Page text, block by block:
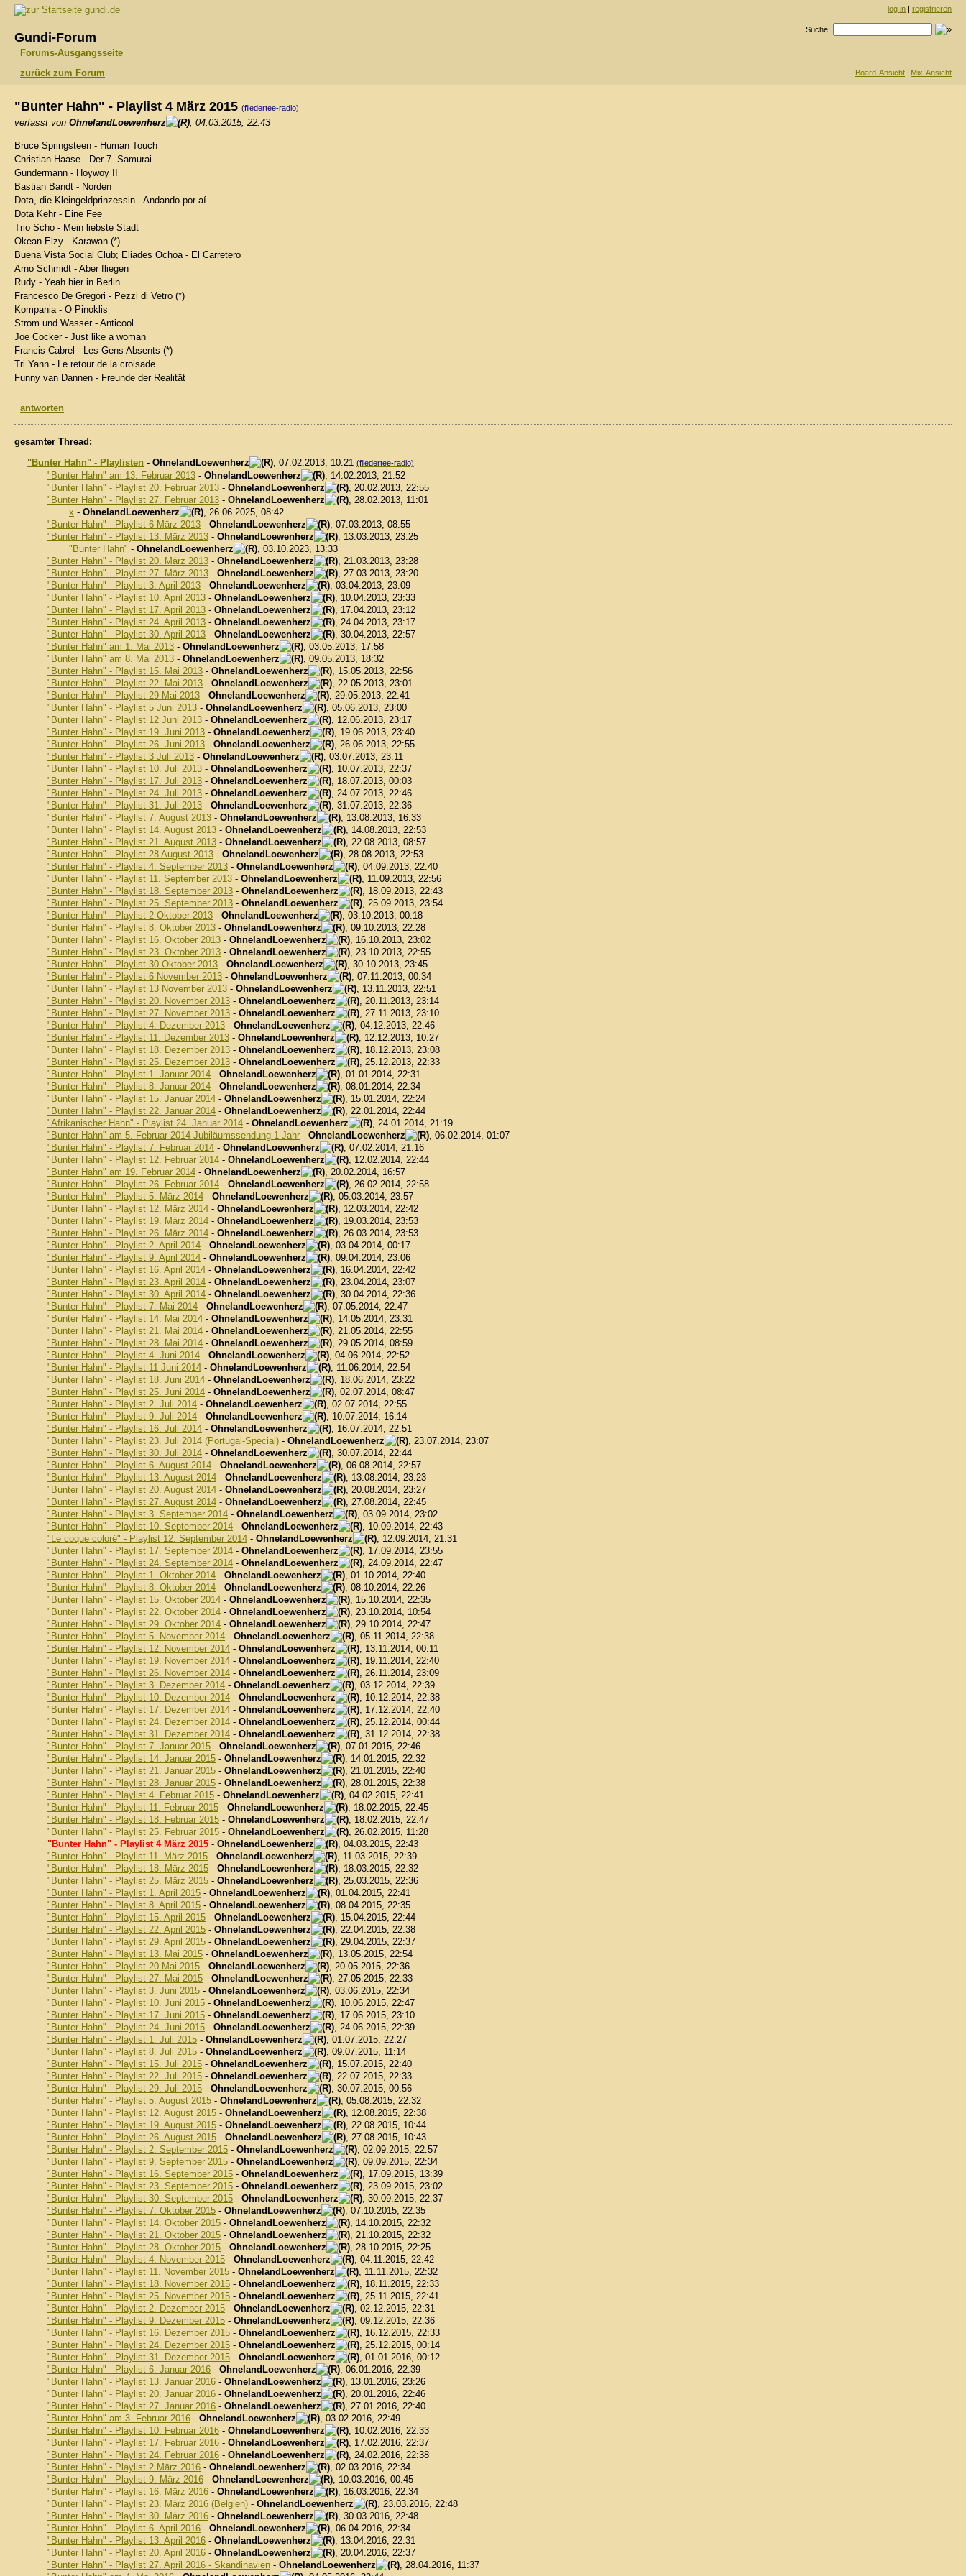
gundi.de
Gundi-Forum
Forums-Ausgangsseite
log in | registrieren
Suche:
zurück zum Forum Board-Ansicht Mix-Ansicht
"Bunter Hahn" - Playlist 4 März 2015 (fliedertee-radio)
verfasst von OhnelandLoewenherz , 04.03.2015, 22:43
Bruce Springsteen - Human Touch
Christian Haase - Der 7. Samurai
Gundermann - Hoywoy II
Bastian Bandt - Norden
Dota, die Kleingeldprinzessin - Andando por aí
Dota Kehr - Eine Fee
Trio Scho - Mein liebste Stadt
Okean Elzy - Karawan (*)
Buena Vista Social Club; Eliades Ochoa - El Carretero
Arno Schmidt - Aber fliegen
Rudy - Yeah hier in Berlin
Francesco De Gregori - Pezzi di Vetro (*)
Kompania - O Pinoklis
Strom und Wasser - Anticool
Joe Cocker - Just like a woman
Francis Cabrel - Les Gens Absents (*)
Tri Yann - Le retour de la croisade
Funny van Dannen - Freunde der Realität
antworten
gesamter Thread:
"Bunter Hahn" - Playlisten - OhnelandLoewenherz , 07.02.2013, 10:21 (fliedertee-radio)
"Bunter Hahn" am 13. Februar 2013 - OhnelandLoewenherz
, 14.02.2013, 21:52
"Bunter Hahn" - Playlist 20. Februar 2013 - OhnelandLoewenherz
, 20.02.2013, 22:55
"Bunter Hahn" - Playlist 27. Februar 2013 - OhnelandLoewenherz
, 28.02.2013, 11:01
x - OhnelandLoewenherz
, 26.06.2025, 08:42
"Bunter Hahn" - Playlist 6 März 2013 - OhnelandLoewenherz
, 07.03.2013, 08:55
"Bunter Hahn" - Playlist 13. März 2013 - OhnelandLoewenherz
, 13.03.2013, 23:25
"Bunter Hahn" - OhnelandLoewenherz
, 03.10.2023, 13:33
"Bunter Hahn" - Playlist 20. März 2013 - OhnelandLoewenherz
, 21.03.2013, 23:28
"Bunter Hahn" - Playlist 27. März 2013 - OhnelandLoewenherz
, 27.03.2013, 23:20
"Bunter Hahn" - Playlist 3. April 2013 - OhnelandLoewenherz
, 03.04.2013, 23:09
"Bunter Hahn" - Playlist 10. April 2013 - OhnelandLoewenherz
, 10.04.2013, 23:33
"Bunter Hahn" - Playlist 17. April 2013 - OhnelandLoewenherz
, 17.04.2013, 23:12
"Bunter Hahn" - Playlist 24. April 2013 - OhnelandLoewenherz
, 24.04.2013, 23:17
"Bunter Hahn" - Playlist 30. April 2013 - OhnelandLoewenherz
, 30.04.2013, 22:57
"Bunter Hahn" am 1. Mai 2013 - OhnelandLoewenherz
, 03.05.2013, 17:58
"Bunter Hahn" am 8. Mai 2013 - OhnelandLoewenherz
, 09.05.2013, 18:32
"Bunter Hahn" - Playlist 15. Mai 2013 - OhnelandLoewenherz
, 15.05.2013, 22:56
"Bunter Hahn" - Playlist 22. Mai 2013 - OhnelandLoewenherz
, 22.05.2013, 23:01
"Bunter Hahn" - Playlist 29 Mai 2013 - OhnelandLoewenherz
, 29.05.2013, 22:41
"Bunter Hahn" - Playlist 5 Juni 2013 - OhnelandLoewenherz
, 05.06.2013, 23:00
"Bunter Hahn" - Playlist 12 Juni 2013 - OhnelandLoewenherz
, 12.06.2013, 23:17
"Bunter Hahn" - Playlist 19. Juni 2013 - OhnelandLoewenherz
, 19.06.2013, 23:40
"Bunter Hahn" - Playlist 26. Juni 2013 - OhnelandLoewenherz
, 26.06.2013, 22:55
"Bunter Hahn" - Playlist 3 Juli 2013 - OhnelandLoewenherz
, 03.07.2013, 23:11
"Bunter Hahn" - Playlist 10. Juli 2013 - OhnelandLoewenherz
, 10.07.2013, 22:37
"Bunter Hahn" - Playlist 17. Juli 2013 - OhnelandLoewenherz
, 18.07.2013, 00:03
"Bunter Hahn" - Playlist 24. Juli 2013 - OhnelandLoewenherz
, 24.07.2013, 22:46
"Bunter Hahn" - Playlist 31. Juli 2013 - OhnelandLoewenherz
, 31.07.2013, 22:36
"Bunter Hahn" - Playlist 7. August 2013 - OhnelandLoewenherz
, 13.08.2013, 16:33
"Bunter Hahn" - Playlist 14. August 2013 - OhnelandLoewenherz
, 14.08.2013, 22:53
"Bunter Hahn" - Playlist 21. August 2013 - OhnelandLoewenherz
, 22.08.2013, 08:57
"Bunter Hahn" - Playlist 28 August 2013 - OhnelandLoewenherz
, 28.08.2013, 22:53
"Bunter Hahn" - Playlist 4. September 2013 - OhnelandLoewenherz
, 04.09.2013, 22:40
"Bunter Hahn" - Playlist 11. September 2013 - OhnelandLoewenherz
, 11.09.2013, 22:56
"Bunter Hahn" - Playlist 18. September 2013 - OhnelandLoewenherz
, 18.09.2013, 22:43
"Bunter Hahn" - Playlist 25. September 2013 - OhnelandLoewenherz
, 25.09.2013, 23:54
"Bunter Hahn" - Playlist 2 Oktober 2013 - OhnelandLoewenherz
, 03.10.2013, 00:18
"Bunter Hahn" - Playlist 8. Oktober 2013 - OhnelandLoewenherz
, 09.10.2013, 22:28
"Bunter Hahn" - Playlist 16. Oktober 2013 - OhnelandLoewenherz
, 16.10.2013, 23:02
"Bunter Hahn" - Playlist 23. Oktober 2013 - OhnelandLoewenherz
, 23.10.2013, 22:55
"Bunter Hahn" - Playlist 30 Oktober 2013 - OhnelandLoewenherz
, 30.10.2013, 23:45
"Bunter Hahn" - Playlist 6 November 2013 - OhnelandLoewenherz
, 07.11.2013, 00:34
"Bunter Hahn" - Playlist 13 November 2013 - OhnelandLoewenherz
, 13.11.2013, 22:51
"Bunter Hahn" - Playlist 20. November 2013 - OhnelandLoewenherz
, 20.11.2013, 23:14
"Bunter Hahn" - Playlist 27. November 2013 - OhnelandLoewenherz
, 27.11.2013, 23:10
"Bunter Hahn" - Playlist 4. Dezember 2013 - OhnelandLoewenherz
, 04.12.2013, 22:46
"Bunter Hahn" - Playlist 11. Dezember 2013 - OhnelandLoewenherz
, 12.12.2013, 10:27
"Bunter Hahn" - Playlist 18. Dezember 2013 - OhnelandLoewenherz
, 18.12.2013, 23:08
"Bunter Hahn" - Playlist 25. Dezember 2013 - OhnelandLoewenherz
, 25.12.2013, 22:33
"Bunter Hahn" - Playlist 1. Januar 2014 - OhnelandLoewenherz
, 01.01.2014, 22:31
"Bunter Hahn" - Playlist 8. Januar 2014 - OhnelandLoewenherz
, 08.01.2014, 22:34
"Bunter Hahn" - Playlist 15. Januar 2014 - OhnelandLoewenherz
, 15.01.2014, 22:24
"Bunter Hahn" - Playlist 22. Januar 2014 - OhnelandLoewenherz
, 22.01.2014, 22:44
"Afrikanischer Hahn" - Playlist 24. Januar 2014 - OhnelandLoewenherz
, 24.01.2014, 21:19
"Bunter Hahn" am 5. Februar 2014 Jubiläumssendung 1 Jahr - OhnelandLoewenherz
, 06.02.2014, 01:07
"Bunter Hahn" - Playlist 7. Februar 2014 - OhnelandLoewenherz
, 07.02.2014, 21:16
"Bunter Hahn" - Playlist 12. Februar 2014 - OhnelandLoewenherz
, 12.02.2014, 22:44
"Bunter Hahn" am 19. Februar 2014 - OhnelandLoewenherz
, 20.02.2014, 16:57
"Bunter Hahn" - Playlist 26. Februar 2014 - OhnelandLoewenherz
, 26.02.2014, 22:58
"Bunter Hahn" - Playlist 5. März 2014 - OhnelandLoewenherz
, 05.03.2014, 23:57
"Bunter Hahn" - Playlist 12. März 2014 - OhnelandLoewenherz
, 12.03.2014, 22:42
"Bunter Hahn" - Playlist 19. März 2014 - OhnelandLoewenherz
, 19.03.2014, 23:53
"Bunter Hahn" - Playlist 26. März 2014 - OhnelandLoewenherz
, 26.03.2014, 23:53
"Bunter Hahn" - Playlist 2. April 2014 - OhnelandLoewenherz
, 03.04.2014, 00:17
"Bunter Hahn" - Playlist 9. April 2014 - OhnelandLoewenherz
, 09.04.2014, 23:06
"Bunter Hahn" - Playlist 16. April 2014 - OhnelandLoewenherz
, 16.04.2014, 22:42
"Bunter Hahn" - Playlist 23. April 2014 - OhnelandLoewenherz
, 23.04.2014, 23:07
"Bunter Hahn" - Playlist 30. April 2014 - OhnelandLoewenherz
, 30.04.2014, 22:36
"Bunter Hahn" - Playlist 7. Mai 2014 - OhnelandLoewenherz
, 07.05.2014, 22:47
"Bunter Hahn" - Playlist 14. Mai 2014 - OhnelandLoewenherz
, 14.05.2014, 23:31
"Bunter Hahn" - Playlist 21. Mai 2014 - OhnelandLoewenherz
, 21.05.2014, 22:55
"Bunter Hahn" - Playlist 28. Mai 2014 - OhnelandLoewenherz
, 29.05.2014, 08:59
"Bunter Hahn" - Playlist 4. Juni 2014 - OhnelandLoewenherz
, 04.06.2014, 22:52
"Bunter Hahn" - Playlist 11 Juni 2014 - OhnelandLoewenherz
, 11.06.2014, 22:54
"Bunter Hahn" - Playlist 18. Juni 2014 - OhnelandLoewenherz
, 18.06.2014, 23:22
"Bunter Hahn" - Playlist 25. Juni 2014 - OhnelandLoewenherz
, 02.07.2014, 08:47
"Bunter Hahn" - Playlist 2. Juli 2014 - OhnelandLoewenherz
, 02.07.2014, 22:55
"Bunter Hahn" - Playlist 9. Juli 2014 - OhnelandLoewenherz
, 10.07.2014, 16:14
"Bunter Hahn" - Playlist 16. Juli 2014 - OhnelandLoewenherz
, 16.07.2014, 22:51
"Bunter Hahn" - Playlist 23. Juli 2014 (Portugal-Special) - OhnelandLoewenherz
, 23.07.2014, 23:07
"Bunter Hahn" - Playlist 30. Juli 2014 - OhnelandLoewenherz
, 30.07.2014, 22:44
"Bunter Hahn" - Playlist 6. August 2014 - OhnelandLoewenherz
, 06.08.2014, 22:57
"Bunter Hahn" - Playlist 13. August 2014 - OhnelandLoewenherz
, 13.08.2014, 23:23
"Bunter Hahn" - Playlist 20. August 2014 - OhnelandLoewenherz
, 20.08.2014, 23:27
"Bunter Hahn" - Playlist 27. August 2014 - OhnelandLoewenherz
, 27.08.2014, 22:45
"Bunter Hahn" - Playlist 3. September 2014 - OhnelandLoewenherz
, 03.09.2014, 23:02
"Bunter Hahn" - Playlist 10. September 2014 - OhnelandLoewenherz
, 10.09.2014, 22:43
"Le coque coloré" - Playlist 12. September 2014 - OhnelandLoewenherz
, 12.09.2014, 21:31
"Bunter Hahn" - Playlist 17. September 2014 - OhnelandLoewenherz
, 17.09.2014, 23:55
"Bunter Hahn" - Playlist 24. September 2014 - OhnelandLoewenherz
, 24.09.2014, 22:47
"Bunter Hahn" - Playlist 1. Oktober 2014 - OhnelandLoewenherz
, 01.10.2014, 22:40
"Bunter Hahn" - Playlist 8. Oktober 2014 - OhnelandLoewenherz
, 08.10.2014, 22:26
"Bunter Hahn" - Playlist 15. Oktober 2014 - OhnelandLoewenherz
, 15.10.2014, 22:35
"Bunter Hahn" - Playlist 22. Oktober 2014 - OhnelandLoewenherz
, 23.10.2014, 10:54
"Bunter Hahn" - Playlist 29. Oktober 2014 - OhnelandLoewenherz
, 29.10.2014, 22:47
"Bunter Hahn" - Playlist 5. November 2014 - OhnelandLoewenherz
, 05.11.2014, 22:38
"Bunter Hahn" - Playlist 12. November 2014 - OhnelandLoewenherz
, 13.11.2014, 00:11
"Bunter Hahn" - Playlist 19. November 2014 - OhnelandLoewenherz
, 19.11.2014, 22:40
"Bunter Hahn" - Playlist 26. November 2014 - OhnelandLoewenherz
, 26.11.2014, 23:09
"Bunter Hahn" - Playlist 3. Dezember 2014 - OhnelandLoewenherz
, 03.12.2014, 22:39
"Bunter Hahn" - Playlist 10. Dezember 2014 - OhnelandLoewenherz
, 10.12.2014, 22:38
"Bunter Hahn" - Playlist 17. Dezember 2014 - OhnelandLoewenherz
, 17.12.2014, 22:40
"Bunter Hahn" - Playlist 24. Dezember 2014 - OhnelandLoewenherz
, 25.12.2014, 00:44
"Bunter Hahn" - Playlist 31. Dezember 2014 - OhnelandLoewenherz
, 31.12.2014, 22:38
"Bunter Hahn" - Playlist 7. Januar 2015 - OhnelandLoewenherz
, 07.01.2015, 22:46
"Bunter Hahn" - Playlist 14. Januar 2015 - OhnelandLoewenherz
, 14.01.2015, 22:32
"Bunter Hahn" - Playlist 21. Januar 2015 - OhnelandLoewenherz
, 21.01.2015, 22:40
"Bunter Hahn" - Playlist 28. Januar 2015 - OhnelandLoewenherz
, 28.01.2015, 22:38
"Bunter Hahn" - Playlist 4. Februar 2015 - OhnelandLoewenherz
, 04.02.2015, 22:41
"Bunter Hahn" - Playlist 11. Februar 2015 - OhnelandLoewenherz
, 18.02.2015, 22:45
"Bunter Hahn" - Playlist 18. Februar 2015 - OhnelandLoewenherz
, 18.02.2015, 22:47
"Bunter Hahn" - Playlist 25. Februar 2015 - OhnelandLoewenherz
, 26.02.2015, 11:28
"Bunter Hahn" - Playlist 4 März 2015 - OhnelandLoewenherz
, 04.03.2015, 22:43
"Bunter Hahn" - Playlist 11. März 2015 - OhnelandLoewenherz
, 11.03.2015, 22:39
"Bunter Hahn" - Playlist 18. März 2015 - OhnelandLoewenherz
, 18.03.2015, 22:32
"Bunter Hahn" - Playlist 25. März 2015 - OhnelandLoewenherz
, 25.03.2015, 22:36
"Bunter Hahn" - Playlist 1. April 2015 - OhnelandLoewenherz
, 01.04.2015, 22:41
"Bunter Hahn" - Playlist 8. April 2015 - OhnelandLoewenherz
, 08.04.2015, 22:35
"Bunter Hahn" - Playlist 15. April 2015 - OhnelandLoewenherz
, 15.04.2015, 22:44
"Bunter Hahn" - Playlist 22. April 2015 - OhnelandLoewenherz
, 22.04.2015, 22:38
"Bunter Hahn" - Playlist 29. April 2015 - OhnelandLoewenherz
, 29.04.2015, 22:37
"Bunter Hahn" - Playlist 13. Mai 2015 - OhnelandLoewenherz
, 13.05.2015, 22:54
"Bunter Hahn" - Playlist 20 Mai 2015 - OhnelandLoewenherz
, 20.05.2015, 22:36
"Bunter Hahn" - Playlist 27. Mai 2015 - OhnelandLoewenherz
, 27.05.2015, 22:33
"Bunter Hahn" - Playlist 3. Juni 2015 - OhnelandLoewenherz
, 03.06.2015, 22:34
"Bunter Hahn" - Playlist 10. Juni 2015 - OhnelandLoewenherz
, 10.06.2015, 22:47
"Bunter Hahn" - Playlist 17. Juni 2015 - OhnelandLoewenherz
, 17.06.2015, 23:10
"Bunter Hahn" - Playlist 24. Juni 2015 - OhnelandLoewenherz
, 24.06.2015, 22:39
"Bunter Hahn" - Playlist 1. Juli 2015 - OhnelandLoewenherz
, 01.07.2015, 22:27
"Bunter Hahn" - Playlist 8. Juli 2015 - OhnelandLoewenherz
, 09.07.2015, 11:14
"Bunter Hahn" - Playlist 15. Juli 2015 - OhnelandLoewenherz
, 15.07.2015, 22:40
"Bunter Hahn" - Playlist 22. Juli 2015 - OhnelandLoewenherz
, 22.07.2015, 22:33
"Bunter Hahn" - Playlist 29. Juli 2015 - OhnelandLoewenherz
, 30.07.2015, 00:56
"Bunter Hahn" - Playlist 5. August 2015 - OhnelandLoewenherz
, 05.08.2015, 22:32
"Bunter Hahn" - Playlist 12. August 2015 - OhnelandLoewenherz
, 12.08.2015, 22:38
"Bunter Hahn" - Playlist 19. August 2015 - OhnelandLoewenherz
, 22.08.2015, 10:44
"Bunter Hahn" - Playlist 26. August 2015 - OhnelandLoewenherz
, 27.08.2015, 10:43
"Bunter Hahn" - Playlist 2. September 2015 - OhnelandLoewenherz
, 02.09.2015, 22:57
"Bunter Hahn" - Playlist 9. September 2015 - OhnelandLoewenherz
, 09.09.2015, 22:34
"Bunter Hahn" - Playlist 16. September 2015 - OhnelandLoewenherz
, 17.09.2015, 13:39
"Bunter Hahn" - Playlist 23. September 2015 - OhnelandLoewenherz
, 23.09.2015, 23:02
"Bunter Hahn" - Playlist 30. September 2015 - OhnelandLoewenherz
, 30.09.2015, 22:37
"Bunter Hahn" - Playlist 7. Oktober 2015 - OhnelandLoewenherz
, 07.10.2015, 22:35
"Bunter Hahn" - Playlist 14. Oktober 2015 - OhnelandLoewenherz
, 14.10.2015, 22:32
"Bunter Hahn" - Playlist 21. Oktober 2015 - OhnelandLoewenherz
, 21.10.2015, 22:32
"Bunter Hahn" - Playlist 28. Oktober 2015 - OhnelandLoewenherz
, 28.10.2015, 22:25
"Bunter Hahn" - Playlist 4. November 2015 - OhnelandLoewenherz
, 04.11.2015, 22:42
"Bunter Hahn" - Playlist 11. November 2015 - OhnelandLoewenherz
, 11.11.2015, 22:32
"Bunter Hahn" - Playlist 18. November 2015 - OhnelandLoewenherz
, 18.11.2015, 22:33
"Bunter Hahn" - Playlist 25. November 2015 - OhnelandLoewenherz
, 25.11.2015, 22:41
"Bunter Hahn" - Playlist 2. Dezember 2015 - OhnelandLoewenherz
, 02.12.2015, 22:31
"Bunter Hahn" - Playlist 9. Dezember 2015 - OhnelandLoewenherz
, 09.12.2015, 22:36
"Bunter Hahn" - Playlist 16. Dezember 2015 - OhnelandLoewenherz
, 16.12.2015, 22:33
"Bunter Hahn" - Playlist 24. Dezember 2015 - OhnelandLoewenherz
, 25.12.2015, 00:14
"Bunter Hahn" - Playlist 31. Dezember 2015 - OhnelandLoewenherz
, 01.01.2016, 00:12
"Bunter Hahn" - Playlist 6. Januar 2016 - OhnelandLoewenherz
, 06.01.2016, 22:39
"Bunter Hahn" - Playlist 13. Januar 2016 - OhnelandLoewenherz
, 13.01.2016, 23:26
"Bunter Hahn" - Playlist 20. Januar 2016 - OhnelandLoewenherz
, 20.01.2016, 22:46
"Bunter Hahn" - Playlist 27. Januar 2016 - OhnelandLoewenherz
, 27.01.2016, 22:40
"Bunter Hahn" am 3. Februar 2016 - OhnelandLoewenherz
, 03.02.2016, 22:49
"Bunter Hahn" - Playlist 10. Februar 2016 - OhnelandLoewenherz
, 10.02.2016, 22:33
"Bunter Hahn" - Playlist 17. Februar 2016 - OhnelandLoewenherz
, 17.02.2016, 22:37
"Bunter Hahn" - Playlist 24. Februar 2016 - OhnelandLoewenherz
, 24.02.2016, 22:38
"Bunter Hahn" - Playlist 2 März 2016 - OhnelandLoewenherz
, 02.03.2016, 22:34
"Bunter Hahn" - Playlist 9. März 2016 - OhnelandLoewenherz
, 10.03.2016, 00:45
"Bunter Hahn" - Playlist 16. März 2016 - OhnelandLoewenherz
, 16.03.2016, 22:34
"Bunter Hahn" - Playlist 23. März 2016 (Belgien) - OhnelandLoewenherz
, 23.03.2016, 22:48
"Bunter Hahn" - Playlist 30. März 2016 - OhnelandLoewenherz
, 30.03.2016, 22:48
"Bunter Hahn" - Playlist 6. April 2016 - OhnelandLoewenherz
, 06.04.2016, 22:34
"Bunter Hahn" - Playlist 13. April 2016 - OhnelandLoewenherz
, 13.04.2016, 22:31
"Bunter Hahn" - Playlist 20. April 2016 - OhnelandLoewenherz
, 20.04.2016, 22:37
"Bunter Hahn" - Playlist 27. April 2016 - Skandinavien - OhnelandLoewenherz
, 28.04.2016, 11:37